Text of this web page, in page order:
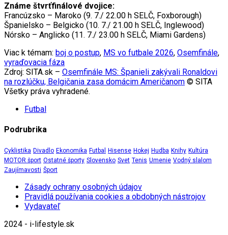
Známe štvrťfinálové dvojice:
Francúzsko – Maroko (9. 7./ 22.00 h SELČ, Foxborough)
Španielsko – Belgicko (10. 7./ 21.00 h SELČ, Inglewood)
Nórsko – Anglicko (11. 7./ 23.00 h SELČ, Miami Gardens)
Viac k témam: boj o postup, MS vo futbale 2026, Osemfinále,
vyraďovacia fáza
Zdroj: SITA.sk – Osemfinále MS: Španieli zakývali Ronaldovi
na rozlúčku, Belgičania zasa domácim Američanom © SITA
Všetky práva vyhradené.
Futbal
Podrubrika
Cyklistika Divadlo Ekonomika Futbal Hisense Hokej Hudba Knihy Kultúra
MOTOR šport Ostatné športy Slovensko Svet Tenis Umenie Vodný slalom
Zaujímavosti Šport
Zásady ochrany osobných údajov
Pravidlá používania cookies a obdobných nástrojov
Vydavateľ
2024 - i-lifestyle.sk